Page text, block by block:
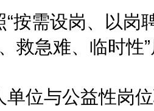
需设岗、以岗聘
救急难、临时性
与公益性岗位